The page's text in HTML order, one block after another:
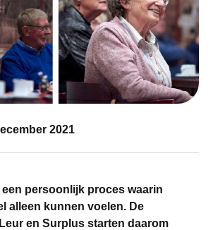
2021
persoonlijk proces waarin
alleen kunnen voelen. De
en Surplus starten daarom